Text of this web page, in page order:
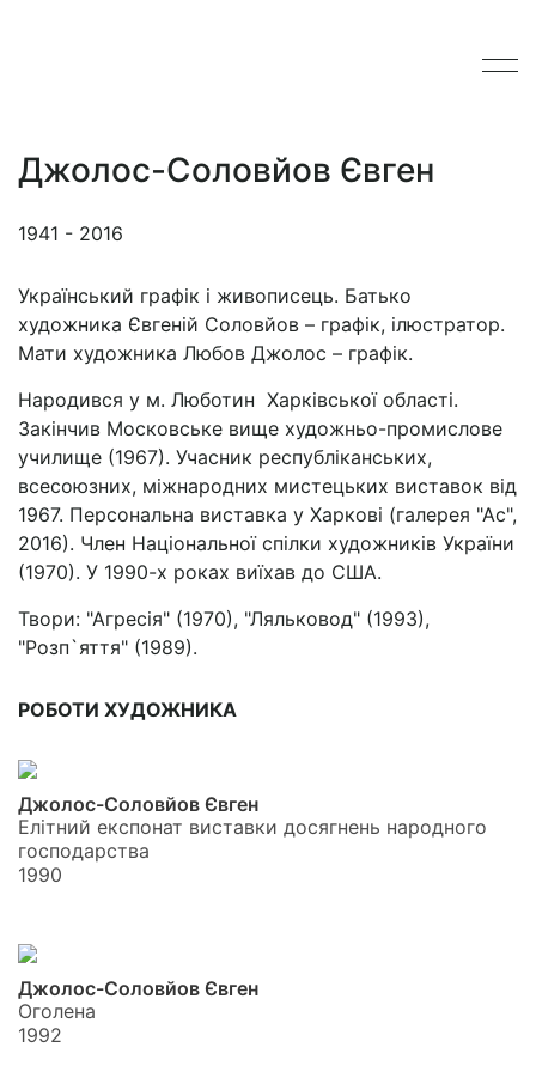
Джолос-Соловйов Євген
1941 - 2016
Український графік і живописець. Батько
художника Євгеній Соловйов – графік, ілюстратор.
Мати художника Любов Джолос – графік.
Народився у м. Люботин Харківської області.
Закінчив Московське вище художньо-промислове
училище (1967). Учасник республіканських,
всесоюзних, міжнародних мистецьких виставок від
1967. Персональна виставка у Харкові (галерея "Ас",
2016). Член Національної спілки художників України
(1970). У 1990-х роках виїхав до США.
Твори: "Агресія" (1970), "Ляльковод" (1993),
"Розп`яття" (1989).
РОБОТИ ХУДОЖНИКА
Джолос-Соловйов Євген
Елітний експонат виставки досягнень народного
господарства
1990
Джолос-Соловйов Євген
Оголена
1992